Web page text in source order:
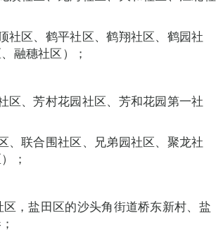
社区、鹤平社区、鹤翔社区、鹤园社
融穗社区）；
区、芳村花园社区、芳和花园第一社
、联合围社区、兄弟园社区、聚龙社
；
，盐田区的沙头角街道桥东新村、盐